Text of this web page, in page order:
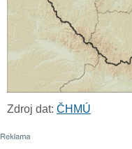
Zdroj dat: ČHMÚ